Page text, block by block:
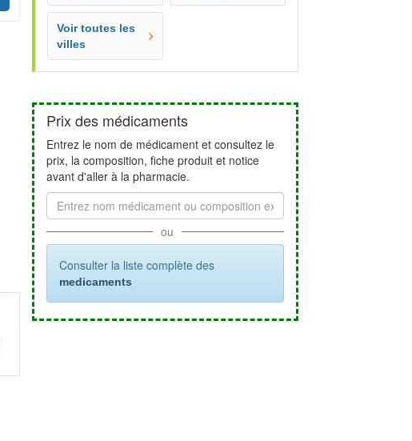
Voir toutes les
villes
Prix des médicaments
Entrez le nom de médicament et consultez le
prix, la composition, fiche produit et notice
avant d'aller à la pharmacie.
ou
Consulter la liste complète des
medicaments